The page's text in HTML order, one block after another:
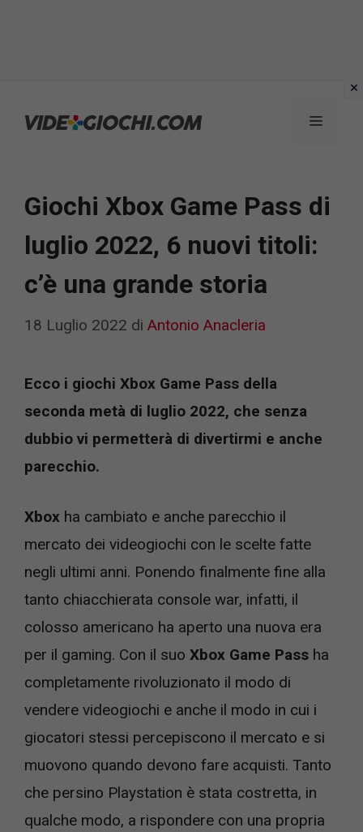
Menu
Giochi Xbox Game Pass di
luglio 2022, 6 nuovi titoli:
c’è una grande storia
18 Luglio 2022 di Antonio Anacleria
Ecco i giochi Xbox Game Pass della
seconda metà di luglio 2022, che senza
dubbio vi permetterà di divertirmi e anche
parecchio.
Xbox ha cambiato e anche parecchio il
mercato dei videogiochi con le scelte fatte
negli ultimi anni. Ponendo finalmente fine alla
tanto chiacchierata console war, infatti, il
colosso americano ha aperto una nuova era
per il gaming. Con il suo Xbox Game Pass ha
completamente rivoluzionato il modo di
vendere videogiochi e anche il modo in cui i
giocatori stessi percepiscono il mercato e si
muovono quando devono fare acquisti. Tanto
che persino Playstation è stata costretta, in
qualche modo, a rispondere con una propria